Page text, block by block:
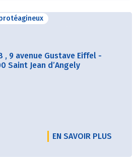
, 9 avenue Gustave Eiffel -
Saint Jean d’Angely
EN SAVOIR PLUS